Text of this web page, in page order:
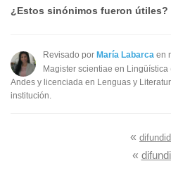
¿Estos sinónimos fueron útiles?
Existen sinónimos incorrectos
Ninguno de los sinónimos
Revisado por María Labarca en
Magister scientiae en
Andes y licenciada en Lenguas y
institución.
«
«